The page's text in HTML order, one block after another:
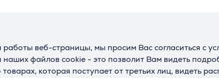
веб-страницы, мы просим Вас согласиться с
наших файлов cookie - это позволит Вам видеть
которая поступает от третьих лиц, видеть